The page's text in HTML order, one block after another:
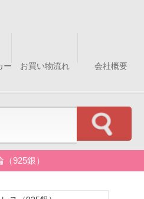
ー
お買い物流れ 会社概要
（925銀）